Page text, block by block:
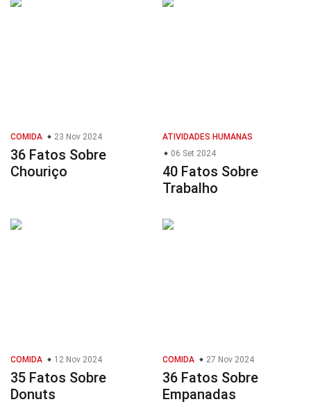
COMIDA 23 Nov 2024
36 Fatos Sobre
Chouriço
ATIVIDADES HUMANAS
06 Set 2024
40 Fatos Sobre
Trabalho
COMIDA 12 Nov 2024
35 Fatos Sobre
Donuts
COMIDA 27 Nov 2024
36 Fatos Sobre
Empanadas